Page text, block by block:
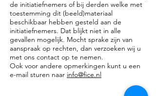
de initiatiefnemers of bij derden welke met
toestemming dit (beeld)materiaal
beschikbaar hebben gesteld aan de
initiatiefnemers. Dat blijkt niet in alle
gevallen mogelijk. Mocht sprake zijn van
aanspraak op rechten, dan verzoeken wij u
met ons contact op te nemen.
Ook voor andere opmerkingen kunt u een
e-mail sturen naar info@fice.nl